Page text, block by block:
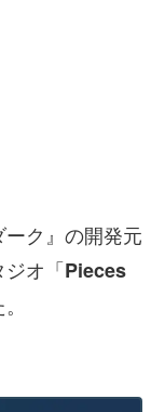
ク』の開発元
オ「Pieces